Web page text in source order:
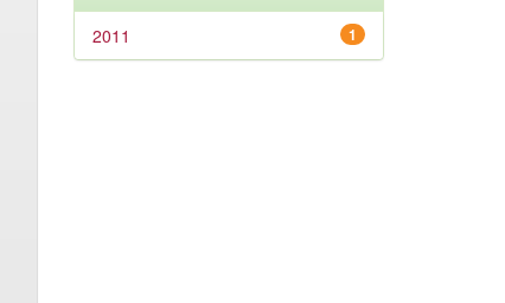
1
2011